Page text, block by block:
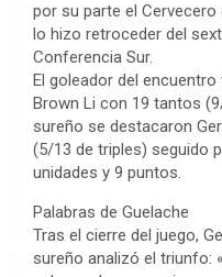
por su parte el
lo hizo retroceder del
Conferencia Sur.
El goleador del
Brown Li con 19 tantos
sureño se destacaron
(5/13 de triples) seguido
unidades y 9 puntos.
Palabras de Guelache
Tras el cierre del juego,
sureño analizó el triunfo: